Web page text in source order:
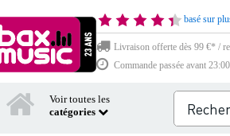
basé sur
Livraison offerte dès 99 €* /
Commande passée avant
Voir toutes les
catégories